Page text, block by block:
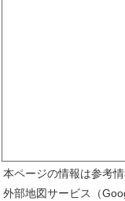
本ページの情報は参考
外部地図サービス（